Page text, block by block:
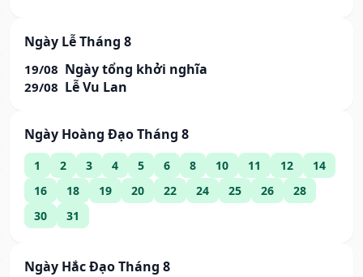
Ngày Lễ Tháng 8
19/08 Ngày tổng khởi nghĩa
29/08 Lễ Vu Lan
Ngày Hoàng Đạo Tháng 8
1 2 3 4 5 6 8 10 11 12
14
16
18 19 20 22 24 25 26
28
30
31
Ngày Hắc Đạo Tháng 8